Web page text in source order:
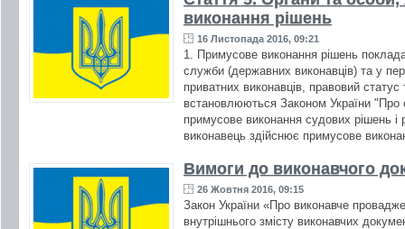
виконання рішень
16 Листопада 2016, 09:21
1. Примусове виконання рішень
служби (державних виконавців) та у
приватних виконавців, правовий статус
встановлюються Законом України "Про
примусове виконання судових рішень і
виконавець здійснює примусове
Вимоги до виконавчого
26 Жовтня 2016, 09:15
Закон України «Про виконавче
внутрішнього змісту виконавчих